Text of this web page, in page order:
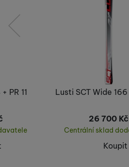
Lusti SCT Wide
26 700 Kč
Centrální sklad
Koupit
PR 11